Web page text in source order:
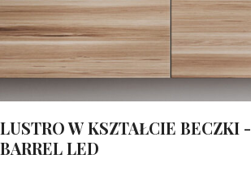
LUSTRO W KSZTAŁCIE BECZKI -
BARREL LED